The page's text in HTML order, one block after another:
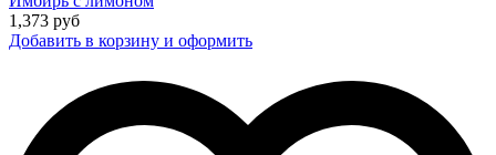
1,373 руб
Добавить в корзину и оформить